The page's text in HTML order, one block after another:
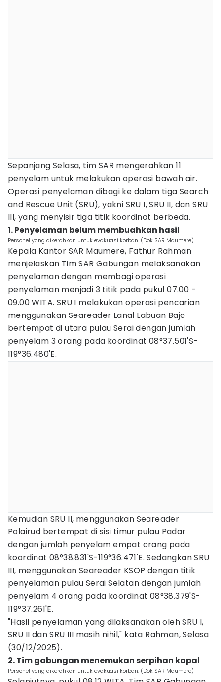
Sepanjang Selasa, tim SAR mengerahkan 11
penyelam untuk melakukan operasi bawah air.
Operasi penyelaman dibagi ke dalam tiga Search
and Rescue Unit (SRU), yakni SRU I, SRU II, dan SRU
III, yang menyisir tiga titik koordinat berbeda.
1. Penyelaman belum membuahkan hasil
Personel yang dikerahkan untuk evakuasi korban. (Dok SAR Maumere)
Kepala Kantor SAR Maumere, Fathur Rahman
menjelaskan Tim SAR Gabungan melaksanakan
penyelaman dengan membagi operasi
penyelaman menjadi 3 titik pada pukul 07.00 -
09.00 WITA. SRU I melakukan operasi pencarian
menggunakan Seareader Lanal Labuan Bajo
bertempat di utara pulau Serai dengan jumlah
penyelam 3 orang pada koordinat 08°37.501'S-
119°36.480'E.
Kemudian SRU II, menggunakan Seareader
Polairud bertempat di sisi timur pulau Padar
dengan jumlah penyelam empat orang pada
koordinat 08°38.831'S-119°36.471'E. Sedangkan SRU
III, menggunakan Seareader KSOP dengan titik
penyelaman pulau Serai Selatan dengan jumlah
penyelam 4 orang pada koordinat 08°38.379'S-
119°37.261'E.
"Hasil penyelaman yang dilaksanakan oleh SRU I,
SRU II dan SRU III masih nihil," kata Rahman, Selasa
(30/12/2025).
2. Tim gabungan menemukan serpihan kapal
Personel yang dikerahkan untuk evakuasi korban. (Dok SAR Maumere)